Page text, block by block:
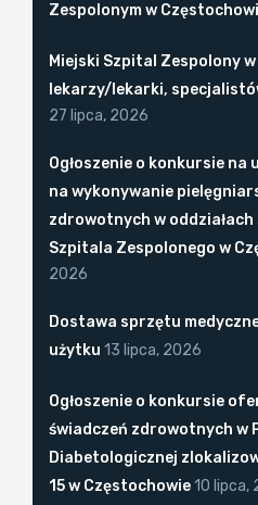
Zespolonym w
Miejski Szpital Zespolony
lekarzy/lekarki,
27 lipca, 2026
Ogłoszenie o konkursie na
na wykonywanie
zdrowotnych w
Szpitala Zespolonego w
2026
Dostawa sprzętu
użytku 13 lipca, 2026
Ogłoszenie o konkursie
świadczeń zdrowotnych w
Diabetologicznej
15 w Częstochowie10 lipca,